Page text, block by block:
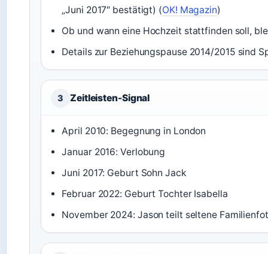
„Juni 2017″ bestätigt) (OK! Magazin)
Ob und wann eine Hochzeit stattfinden soll,
Details zur Beziehungspause 2014/2015 sind
3 Zeitleisten-Signal
April 2010: Begegnung in London
Januar 2016: Verlobung
Juni 2017: Geburt Sohn Jack
Februar 2022: Geburt Tochter Isabella
November 2024: Jason teilt seltene